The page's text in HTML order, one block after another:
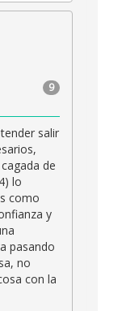
9
salir
de
lo
como
y
pasando
no
con la